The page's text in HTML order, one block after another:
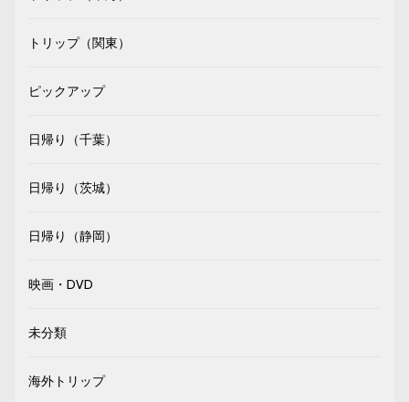
トリップ（関東）
ピックアップ
日帰り（千葉）
日帰り（茨城）
日帰り（静岡）
映画・DVD
未分類
海外トリップ